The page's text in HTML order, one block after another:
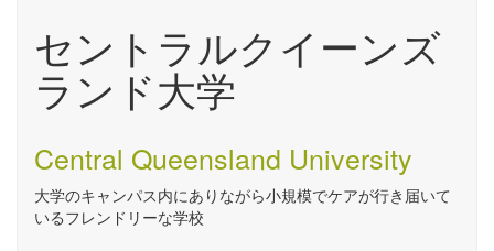
セントラルクイーンズ
ランド大学
Central Queensland University
大学のキャンパス内にありながら小規模でケアが行き届いて
いるフレンドリーな学校